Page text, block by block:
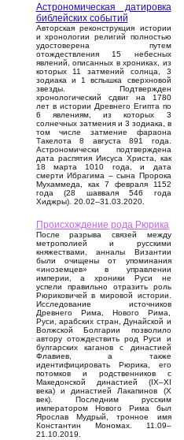
Астрономическая датировка
библейских событий
Авторская реконструкция истории
и хронологии религий полностью
удостоверена путем
отождествления 15 небесных
явлений, описанных в хрониках, из
которых 11 затмений солнца, 3
зодиака и 1 вспышка сверхновой
звезды. Подтвержден
хронологический сдвиг на 1780
лет в истории Древнего Египта по
6 явлениям, из которых 3
солнечных затмения и 3 зодиака, в
том числе затмение фараона
Такелота 8 августа 891 года.
Астрономически подтверждена
дата распятия Иисуса Христа, как
18 марта 1010 года, и дата
смерти Ибрагима – сына Пророка
Мухаммеда, как 7 февраля 1152
года (28 шавваля 546 года
Хиджры). 20.02–31.03.2020.
Происхождение рода Рюрика
После разрыва связей между
метрополией и русскими
княжествами, анналы Византии
были очищены от упоминания
«иноземцев» в управлении
империи, а хроники Руси не
успели правильно отразить роль
Рюриковичей в мировой истории.
Исследование источников
Древнего Рима, Нового Рима,
Руси, арабских стран, Дунайской и
Волжской Болгарии позволило
автору отождествить род Руси и
булгарских каганов с династией
Флавиев, а также
идентифицировать Рюрика, его
потомков и родственников с
Македонской династией (IX–XI
века) и династией Лакапинов (X
век). Последним русским
императором Нового Рима был
Ярослав Мудрый, тронное имя
Константин Мономах. 11.09–
21.10.2019.